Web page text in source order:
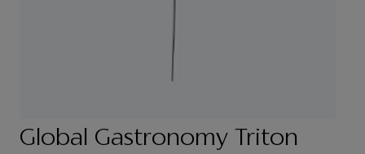
Global Gastronomy Triton